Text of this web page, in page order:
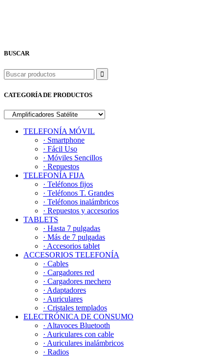
BUSCAR
Buscar
CATEGORÍA DE PRODUCTOS
TELEFONÍA MÓVIL
· Smartphone
· Fácil Uso
· Móviles Sencillos
· Repuestos
TELEFONÍA FIJA
· Teléfonos fijos
· Teléfonos T. Grandes
· Teléfonos inalámbricos
· Repuestos y accesorios
TABLETS
· Hasta 7 pulgadas
· Más de 7 pulgadas
· Accesorios tablet
ACCESORIOS TELEFONÍA
· Cables
· Cargadores red
· Cargadores mechero
· Adaptadores
· Auriculares
· Cristales templados
ELECTRÓNICA DE CONSUMO
· Altavoces Bluetooth
· Auriculares con cable
· Auriculares inalámbricos
· Radios